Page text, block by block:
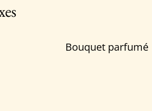
Bouquet parfumé